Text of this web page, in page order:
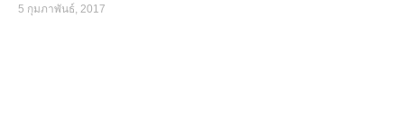
5 กุมภาพันธ์, 2017